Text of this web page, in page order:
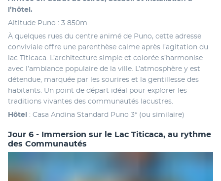
l’hôtel.
Altitude Puno : 3 850m
À quelques rues du centre animé de Puno, cette adresse
conviviale offre une parenthèse calme après l’agitation du
lac Titicaca. L’architecture simple et colorée s’harmonise
avec l’ambiance populaire de la ville. L’atmosphère y est
détendue, marquée par les sourires et la gentillesse des
habitants. Un point de départ idéal pour explorer les
traditions vivantes des communautés lacustres.
Hôtel : Casa Andina Standard Puno 3* (ou similaire)
Jour 6 - Immersion sur le Lac Titicaca, au rythme
des Communautés